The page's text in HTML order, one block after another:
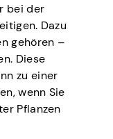
bei der
Dazu
gehören –
Diese
zu einer
wenn Sie
Pflanzen